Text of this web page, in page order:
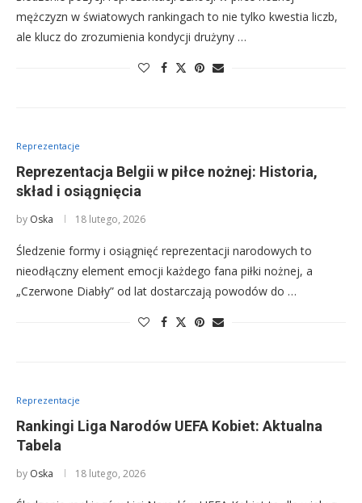
mężczyzn w światowych rankingach to nie tylko kwestia liczb,
ale klucz do zrozumienia kondycji drużyny …
Reprezentacje
Reprezentacja Belgii w piłce nożnej: Historia,
skład i osiągnięcia
by Oska 18 lutego, 2026
Śledzenie formy i osiągnięć reprezentacji narodowych to
nieodłączny element emocji każdego fana piłki nożnej, a
„Czerwone Diabły” od lat dostarczają powodów do …
Reprezentacje
Rankingi Liga Narodów UEFA Kobiet: Aktualna
Tabela
by Oska 18 lutego, 2026